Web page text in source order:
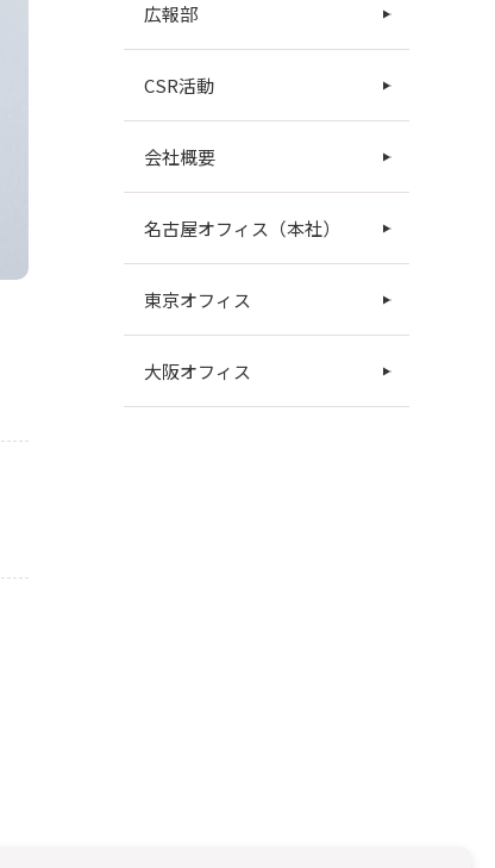
広報部
CSR活動
会社概要
名古屋オフィス（本社）
東京オフィス
大阪オフィス